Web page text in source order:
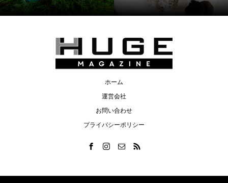
ホーム
運営会社
お問い合わせ
プライバシーポリシー